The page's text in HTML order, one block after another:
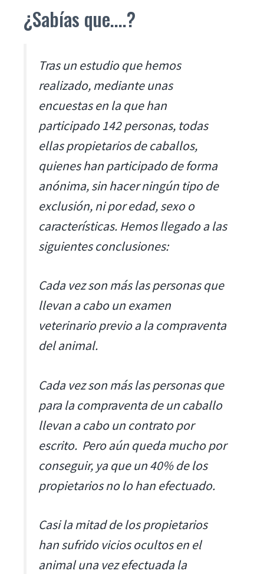
¿Sabías que....?
Tras un estudio que hemos
realizado, mediante unas
encuestas en la que han
participado 142 personas, todas
ellas propietarios de caballos,
quienes han participado de forma
anónima, sin hacer ningún tipo de
exclusión, ni por edad, sexo o
características. Hemos llegado a las
siguientes conclusiones:
Cada vez son más las personas que
llevan a cabo un examen
veterinario previo a la compraventa
del animal.
Cada vez son más las personas que
para la compraventa de un caballo
llevan a cabo un contrato por
escrito. Pero aún queda mucho por
conseguir, ya que un 40% de los
propietarios no lo han efectuado.
Casi la mitad de los propietarios
han sufrido vicios ocultos en el
animal una vez efectuada la